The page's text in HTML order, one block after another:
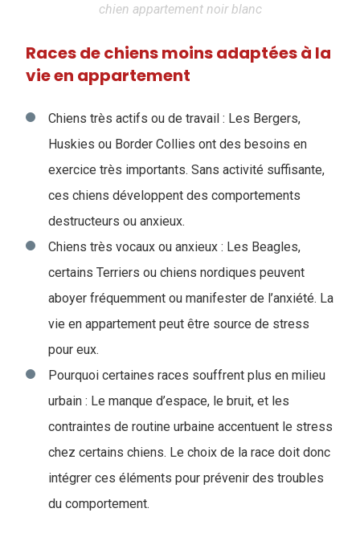
chien appartement noir blanc
Races de chiens moins adaptées à la
vie en appartement
Chiens très actifs ou de travail : Les Bergers,
Huskies ou Border Collies ont des besoins en
exercice très importants. Sans activité suffisante,
ces chiens développent des comportements
destructeurs ou anxieux.
Chiens très vocaux ou anxieux : Les Beagles,
certains Terriers ou chiens nordiques peuvent
aboyer fréquemment ou manifester de l’anxiété. La
vie en appartement peut être source de stress
pour eux.
Pourquoi certaines races souffrent plus en milieu
urbain : Le manque d’espace, le bruit, et les
contraintes de routine urbaine accentuent le stress
chez certains chiens. Le choix de la race doit donc
intégrer ces éléments pour prévenir des troubles
du comportement.